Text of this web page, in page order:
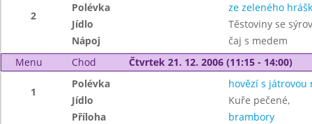
2
Polévka
ze zeleného
Jídlo
Těstoviny se
Nápoj
čaj s medem
Menu
Chod Čtvrtek 21. 12. 2006 (11:15 - 14:00)
1
Polévka
hovězí s játrovou
Jídlo
Kuře pečené,
Příloha
brambory